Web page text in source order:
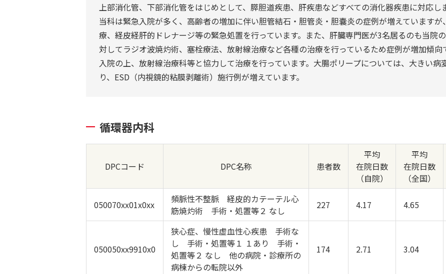
上部消化管、下部消化管をはじめとして、膵胆道疾患、肝疾患などすべての消化器疾患に対応し
当科は緊急入院が多く、高齢者の増加に伴い胆管結石・胆管炎・胆嚢炎の症例が増えています
療、経皮経肝的ドレナージ等の緊急処置を行っています。また、肝臓専門医が3名居るのも当院
対してラジオ波焼灼術、塞栓療法、放射線治療など各種の治療を行っているため症例が増加傾
入院の上、放射線治療科等と協力して治療を行っています。大腸ポリープについては、大きい
り、ESD（内視鏡的粘膜剥離術）施行例が増えています。
循環器内科
DPCコード DPC名称 患者数
平均
在院日数
（自院）
平均
在院日数
（全国）
050070xx01x0xx
頻脈性不整脈 経皮的カテーテル心
筋焼灼術 手術・処置等２ なし
227 4.17 4.65
050050xx9910x0
狭心症、慢性虚血性心疾患 手術な
し 手術・処置等１ １あり 手術・
処置等２ なし 他の病院・診療所の
病棟からの転院以外
174 2.71 3.04